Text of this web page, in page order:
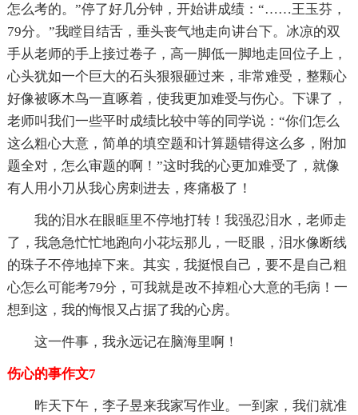
怎么考的。”停了好几分钟，开始讲成绩：“……王玉芬，
79分。”我瞠目结舌，垂头丧气地走向讲台下。冰凉的双
手从老师的手上接过卷子，高一脚低一脚地走回位子上，
心头犹如一个巨大的石头狠狠砸过来，非常难受，整颗心
好像被啄木鸟一直啄着，使我更加难受与伤心。下课了，
老师叫我们一些平时成绩比较中等的同学说：“你们怎么
这么粗心大意，简单的填空题和计算题错得这么多，附加
题全对，怎么审题的啊！”这时我的心更加难受了，就像
有人用小刀从我心房刺进去，疼痛极了！
我的泪水在眼眶里不停地打转！我强忍泪水，老师走
了，我急急忙忙地跑向小花坛那儿，一眨眼，泪水像断线
的珠子不停地掉下来。其实，我挺恨自己，要不是自己粗
心怎么可能考79分，可我就是改不掉粗心大意的毛病！一
想到这，我的悔恨又占据了我的心房。
这一件事，我永远记在脑海里啊！
伤心的事作文7
昨天下午，李子昱来我家写作业。一到家，我们就准